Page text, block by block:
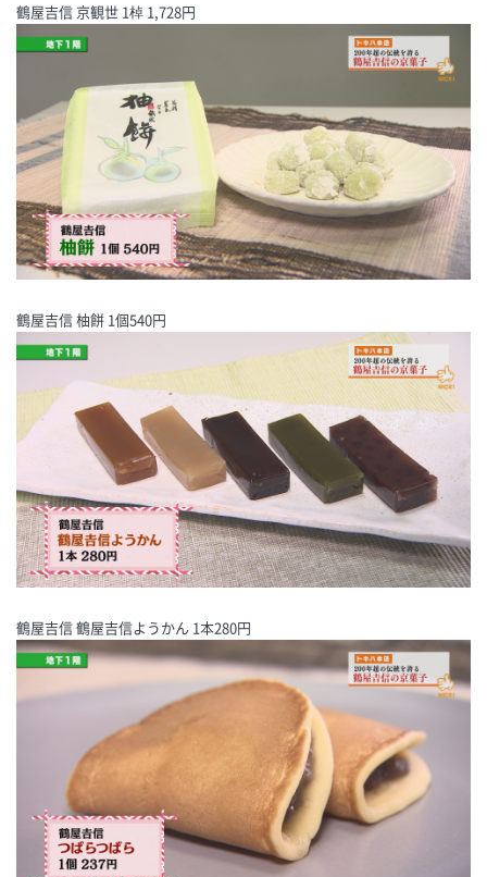
鶴屋吉信 京観世 1棹 1,728円
鶴屋吉信 柚餅 1個540円
鶴屋吉信 鶴屋吉信ようかん 1本280円